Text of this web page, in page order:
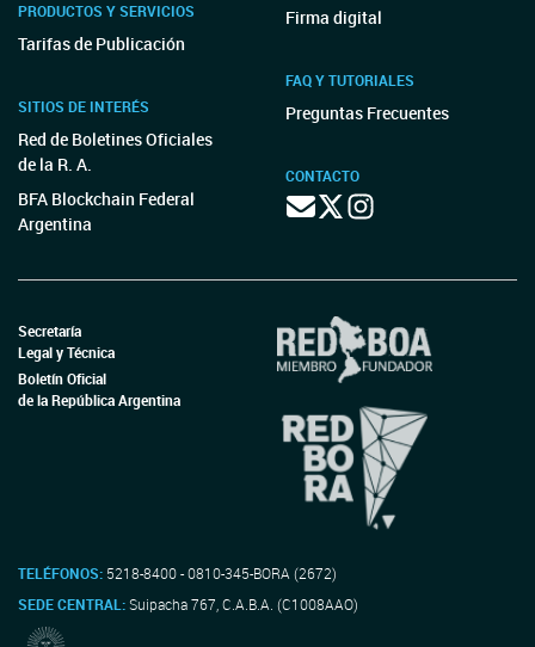
PRODUCTOS Y SERVICIOS
Tarifas de Publicación
SITIOS DE INTERÉS
Red de Boletines Oficiales
de la R. A.
BFA Blockchain Federal
Argentina
Firma digital
FAQ Y TUTORIALES
Preguntas Frecuentes
CONTACTO
Secretaría
Legal y Técnica
Boletín Oficial
de la República Argentina
TELÉFONOS: 5218-8400 - 0810-345-BORA (2672)
SEDE CENTRAL:Suipacha 767, C.A.B.A. (C1008AAO)